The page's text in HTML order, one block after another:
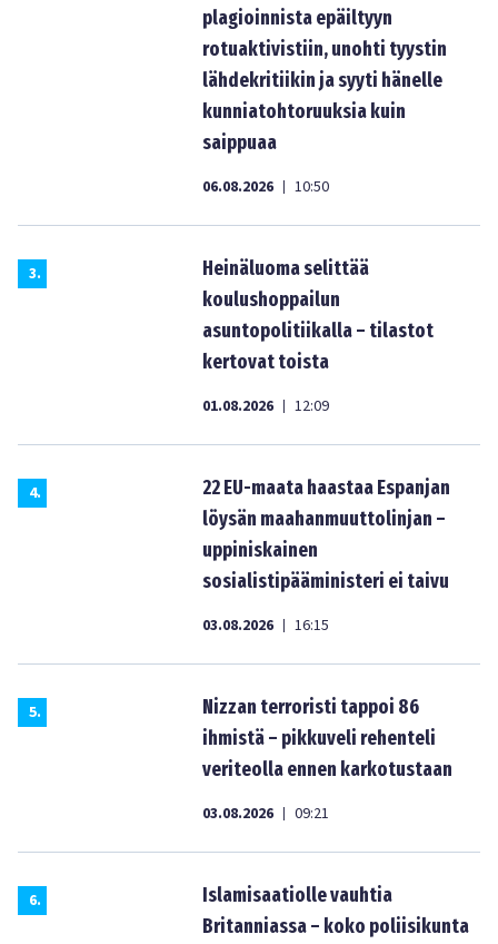
plagioinnista epäiltyyn
rotuaktivistiin, unohti tyystin
lähdekritiikin ja syyti hänelle
kunniatohtoruuksia kuin
saippuaa
06.08.2026 | 10:50
3.
Heinäluoma selittää
koulushoppailun
asuntopolitiikalla – tilastot
kertovat toista
01.08.2026 | 12:09
4.
22 EU-maata haastaa Espanjan
löysän maahanmuuttolinjan –
uppiniskainen
sosialistipääministeri ei taivu
03.08.2026 | 16:15
5.
Nizzan terroristi tappoi 86
ihmistä – pikkuveli rehenteli
veriteolla ennen karkotustaan
03.08.2026 | 09:21
6.
Islamisaatiolle vauhtia
Britanniassa – koko poliisikunta